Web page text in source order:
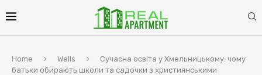
Home Walls
Сучасна освіта у Хмельницькому: чому
батьки обирають школи та садочки з християнськими